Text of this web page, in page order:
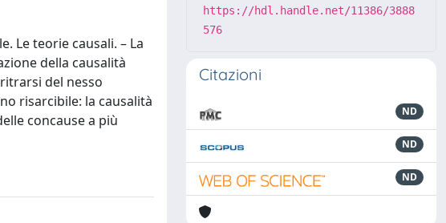
Le teorie causali. – La
della causalità
del nesso
risarcibile: la causalità
concause a più
https://hdl.handle.net/11386/3888
576
Citazioni
ND
ND
ND